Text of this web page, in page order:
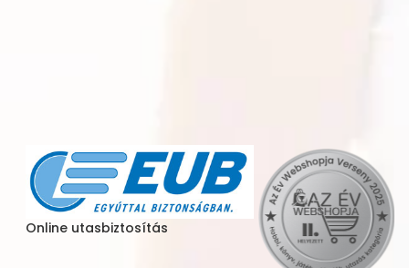
Online utasbiztosítás